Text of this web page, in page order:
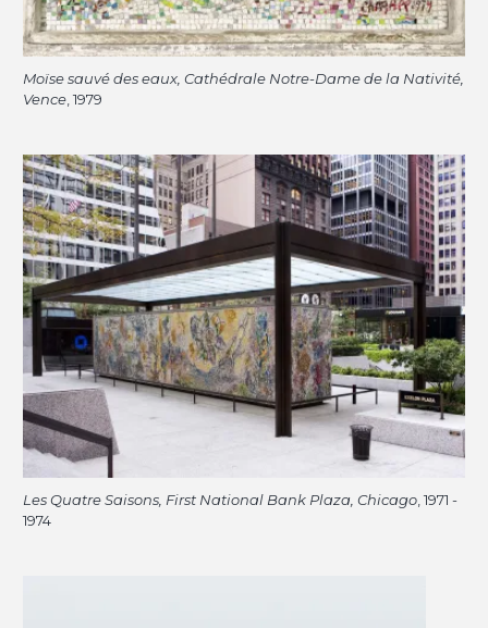
Moïse sauvé des eaux, Cathédrale Notre-Dame de la Nativité,
Vence , 1979
Les Quatre Saisons, First National Bank Plaza, Chicago, 1971 -
1974